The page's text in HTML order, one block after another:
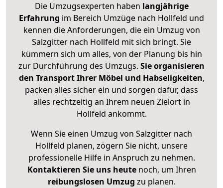
Die Umzugsexperten haben langjährige
Erfahrung im Bereich Umzüge nach Hollfeld und
kennen die Anforderungen, die ein Umzug von
Salzgitter nach Hollfeld mit sich bringt. Sie
kümmern sich um alles, von der Planung bis hin
zur Durchführung des Umzugs. Sie organisieren
den Transport Ihrer Möbel und Habseligkeiten,
packen alles sicher ein und sorgen dafür, dass
alles rechtzeitig an Ihrem neuen Zielort in
Hollfeld ankommt.
Wenn Sie einen Umzug von Salzgitter nach
Hollfeld planen, zögern Sie nicht, unsere
professionelle Hilfe in Anspruch zu nehmen.
Kontaktieren Sie uns heutenoch, um Ihren
reibungslosen Umzug zu planen.